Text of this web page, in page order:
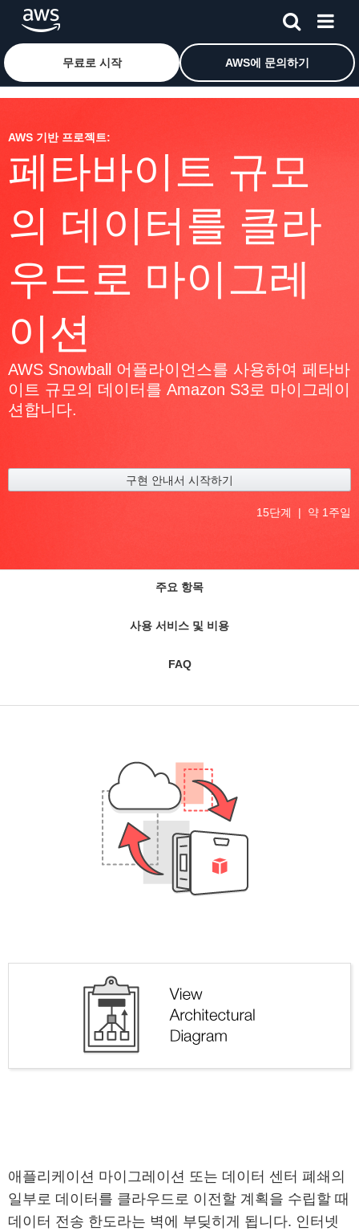
메인 콘텐츠로 건너뛰기Amazon Web Services 홈 페이지로 돌아가려면 여기를 클
무료로 시작 AWS에 문의하기
AWS 기반 프로젝트:
페타바이트 규모
의 데이터를 클라
우드로 마이그레
이션
AWS Snowball 어플라이언스를 사용하여 페타바
이트 규모의 데이터를 Amazon S3로 마이그레이
션합니다.
구현 안내서 시작하기
15단계 | 약 1주일
주요 항목
사용 서비스 및 비용
FAQ
애플리케이션 마이그레이션 또는 데이터 센터 폐쇄의
일부로 데이터를 클라우드로 이전할 계획을 수립할 때
데이터 전송 한도라는 벽에 부딪히게 됩니다. 인터넷